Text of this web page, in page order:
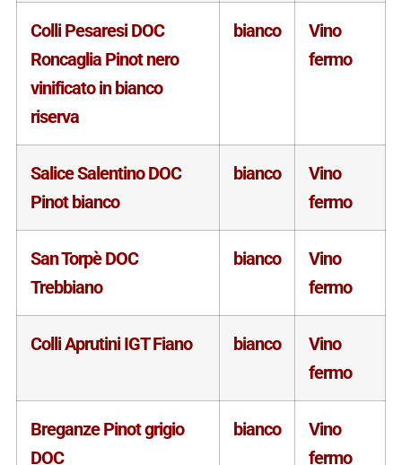
Colli Pesaresi DOC
Roncaglia Pinot nero
vinificato in bianco
riserva
bianco
Vino
fermo
Salice Salentino DOC
Pinot bianco
bianco
Vino
fermo
San Torpè DOC
Trebbiano
bianco
Vino
fermo
Colli Aprutini IGT Fiano bianco
Vino
fermo
Breganze Pinot grigio
DOC
bianco
Vino
fermo